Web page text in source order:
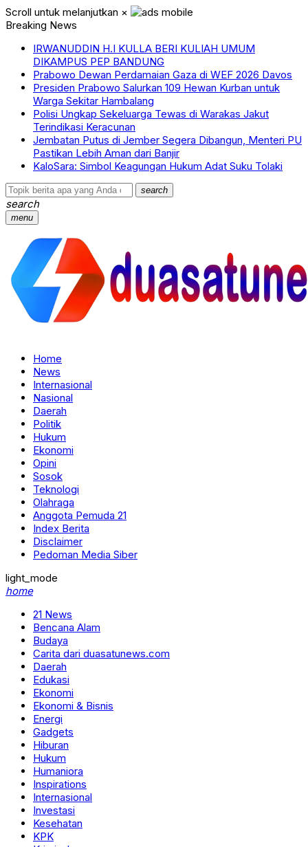
Scroll untuk melanjutkan ×
Breaking News
IRWANUDDIN H.I KULLA BERI KULIAH UMUM
DIKAMPUS PEP BANDUNG
Prabowo Dewan Perdamaian Gaza di WEF 2026 Davos
Presiden Prabowo Salurkan 109 Hewan Kurban untuk
Warga Sekitar Hambalang
Polisi Ungkap Sekeluarga Tewas di Warakas Jakut
Terindikasi Keracunan
Jembatan Putus di Jember Segera Dibangun, Menteri PU
Pastikan Lebih Aman dari Banjir
KaloSara: Simbol Keagungan Hukum Adat Suku Tolaki
search
search
menu
Home
News
Internasional
Nasional
Daerah
Politik
Hukum
Ekonomi
Opini
Sosok
Teknologi
Olahraga
Anggota Pemuda 21
Index Berita
Disclaimer
Pedoman Media Siber
light_mode
home
21 News
Bencana Alam
Budaya
Carita dari duasatunews.com
Daerah
Edukasi
Ekonomi
Ekonomi & Bisnis
Energi
Gadgets
Hiburan
Hukum
Humaniora
Inspirations
Internasional
Investasi
Kesehatan
KPK